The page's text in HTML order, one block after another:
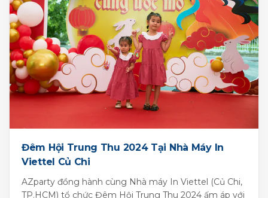
Đêm Hội Trung Thu 2024 Tại Nhà Máy In
Viettel Củ Chi
AZparty đồng hành cùng Nhà máy In Viettel (Củ Chi,
TP.HCM) tổ chức Đêm Hội Trung Thu 2024 ấm áp với